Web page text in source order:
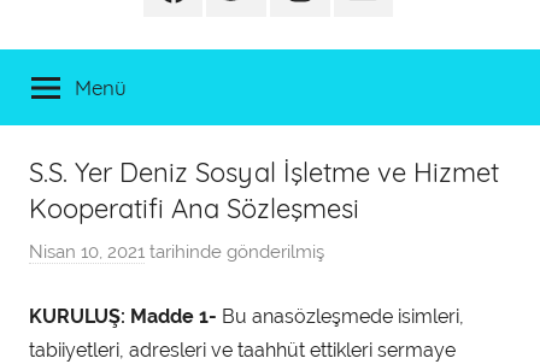
Menü
S.S. Yer Deniz Sosyal İşletme ve Hizmet
Kooperatifi Ana Sözleşmesi
Nisan 10, 2021 tarihinde gönderilmiş
m
i
KURULUŞ: Madde 1- Bu anasözleşmede isimleri,
tabiiyetleri, adresleri ve taahhüt ettikleri sermaye